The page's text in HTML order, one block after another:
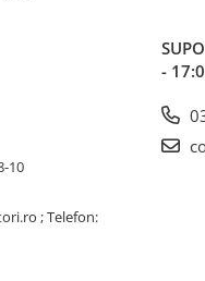
10
; Telefon:
-